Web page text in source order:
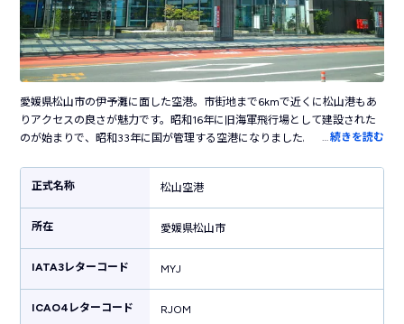
愛媛県松山市の伊予灘に面した空港。市街地まで6kmで近くに松山港もあ
りアクセスの良さが魅力です。昭和16年に旧海軍飛行場として建設された
のが始まりで、昭和33年に国が管理する空港になりました。沖縄、九州、
ならではのお土産ショップが立ち並びます。愛媛の県魚にもなっている鯛
や新鮮な海の幸を使った料理も必見。空港から松山市の中心松山駅まで空
港リムジンバスや路線バスが運行しており、所要時間は15分ほど。レンタ
カーショップなども多く、愛媛、四国観光におすすめの空港です。
…続きを読む
正式名称 松山空港
所在 愛媛県松山市
IATA3レターコード MYJ
ICAO4レターコード RJOM